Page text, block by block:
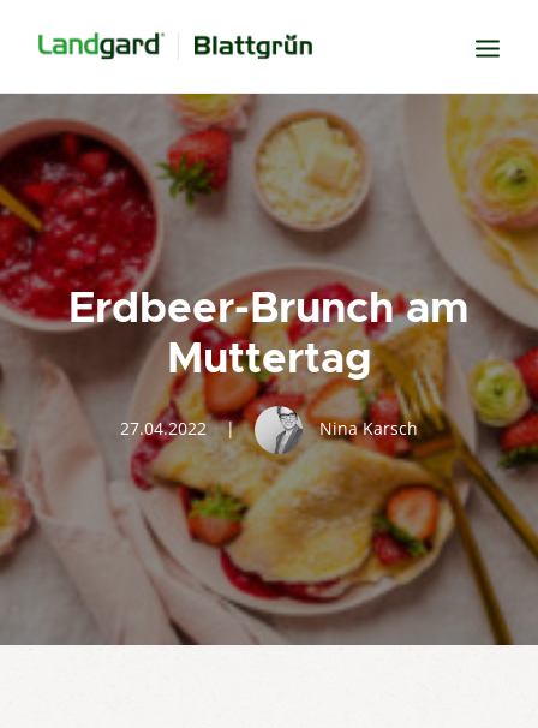
Neugier
Inspiration
Verbundenheit
Transparenz
Freude
Erfolg
Miteinander
Wissen
Suche
Erdbeer-Brunch am
Muttertag
27.04.2022 | Nina Karsch